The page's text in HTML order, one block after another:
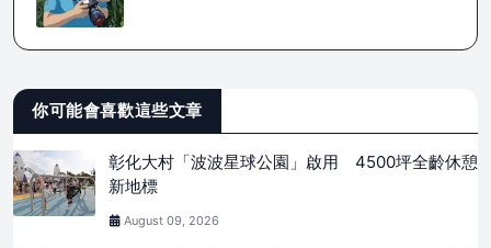
你可能會喜歡這些文章
彰化大村「波波星球公園」啟用 4500坪全齡休憩
新地標
August 09, 2026